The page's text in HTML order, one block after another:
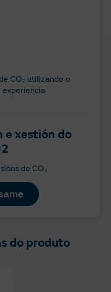
CO₂ utilizando o
experiencia
e xestión do
de CO₂
do produto